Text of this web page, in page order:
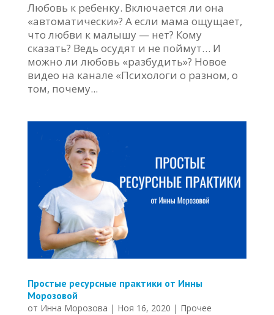
Любовь к ребенку. Включается ли она
«автоматически»? А если мама ощущает,
что любви к малышу — нет? Кому
сказать? Ведь осудят и не поймут… И
можно ли любовь «разбудить»? Новое
видео на канале «Психологи о разном, о
том, почему...
Простые ресурсные практики от Инны
Морозовой
от Инна Морозова | Ноя 16, 2020 | Прочее